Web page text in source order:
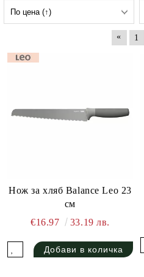
« 1
Нож за хляб Balance Leo 23
см
€16.97
33.19 лв.